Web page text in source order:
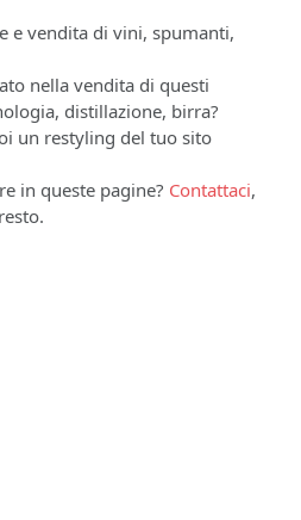
e vendita di vini, spumanti,
nella vendita di questi
distillazione, birra?
un restyling del tuo sito
in queste pagine? Contattaci,